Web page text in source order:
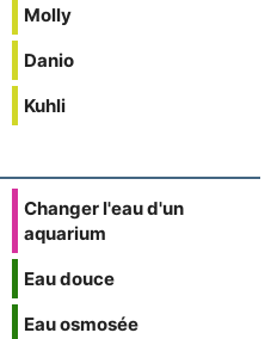
Molly
Danio
Kuhli
Changer l'eau d'un
aquarium
Eau douce
Eau osmosée